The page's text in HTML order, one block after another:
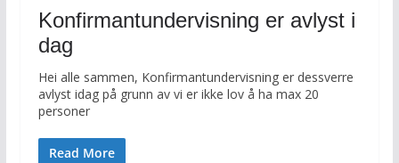
Konfirmantundervisning er avlyst i
dag
Hei alle sammen, Konfirmantundervisning er dessverre
avlyst idag på grunn av vi er ikke lov å ha max 20
personer
Read More